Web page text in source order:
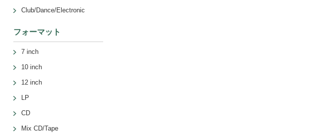
Club/Dance/Electronic
フォーマット
7 inch
10 inch
12 inch
LP
CD
Mix CD/Tape